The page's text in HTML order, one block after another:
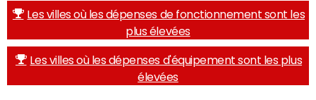
Les villes où les dépenses de fonctionnement sont les
plus élevées
Les villes où les dépenses d'équipement sont les plus
élevées